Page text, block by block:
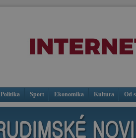
Politika Sport Ekonomika Kultura Od